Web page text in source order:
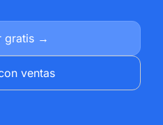
gratis →
ventas